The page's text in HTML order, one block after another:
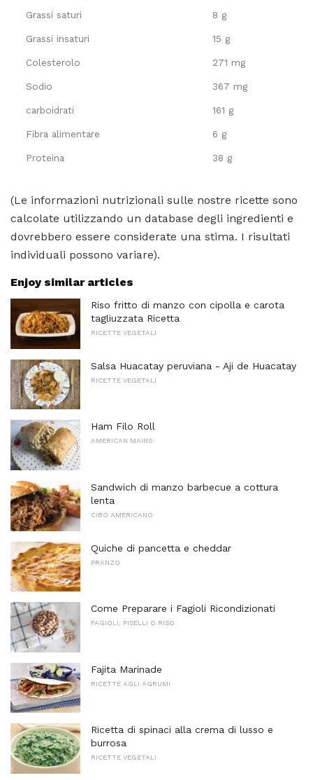
Grassi saturi 8 g
Grassi insaturi 15 g
Colesterolo 271 mg
Sodio 367 mg
carboidrati 161 g
Fibra alimentare 6 g
Proteina 38 g
(Le informazioni nutrizionali sulle nostre ricette sono
calcolate utilizzando un database degli ingredienti e
dovrebbero essere considerate una stima. I risultati
individuali possono variare).
Enjoy similar articles
Riso fritto di manzo con cipolla e carota
tagliuzzata Ricetta
RICETTE VEGETALI
Salsa Huacatay peruviana - Aji de Huacatay
RICETTE VEGETALI
Ham Filo Roll
AMERICAN MAINS
Sandwich di manzo barbecue a cottura
lenta
CIBO AMERICANO
Quiche di pancetta e cheddar
PRANZO
Come Preparare i Fagioli Ricondizionati
FAGIOLI, PISELLI O RISO
Fajita Marinade
RICETTE AGLI AGRUMI
Ricetta di spinaci alla crema di lusso e
burrosa
RICETTE VEGETALI